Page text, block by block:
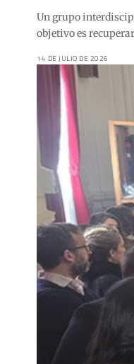
Un grupo
objetivo es
14 DE JULIO DE 2026